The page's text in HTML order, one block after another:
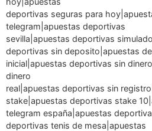
deportivas seguras para
telegram|apuestas deportivas
sevilla|apuestas deportivas
deportivas sin deposito|apuestas
inicial|apuestas deportivas sin
dinero
real|apuestas deportivas sin
stake|apuestas deportivas stake
telegram españa|apuestas
deportivas tenis de mesa|apuestas